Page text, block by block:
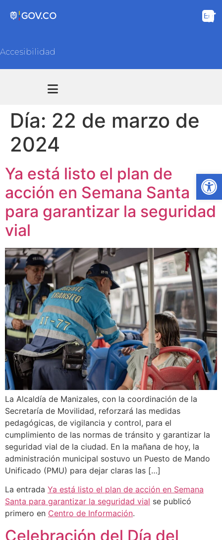
Accesibilidad
Día: 22 de marzo de
2024
Ya está listo el plan de
acción en Semana Santa
para garantizar la seguridad
vial
La Alcaldía de Manizales, con la coordinación de la
Secretaría de Movilidad, reforzará las medidas
pedagógicas, de vigilancia y control, para el
cumplimiento de las normas de tránsito y garantizar la
seguridad vial de la ciudad. En la mañana de hoy, la
administración municipal sostuvo un Puesto de Mando
Unificado (PMU) para dejar claras las […]
La entrada Ya está listo el plan de acción en Semana
Santa para garantizar la seguridad vial se publicó
primero en Centro de Información.
Celebración del Día del